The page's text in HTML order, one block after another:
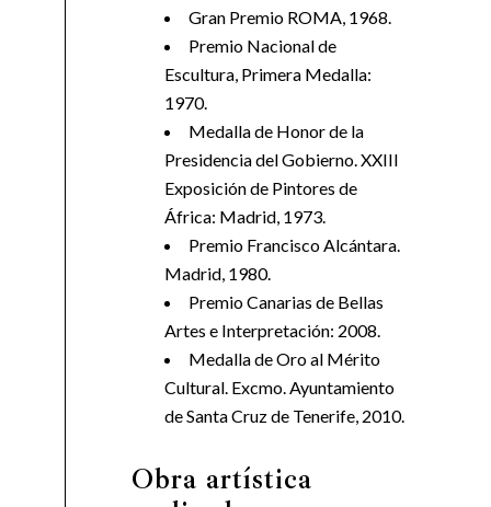
Gran Premio ROMA, 1968.
Premio Nacional de
Escultura, Primera Medalla:
1970.
Medalla de Honor de la
Presidencia del Gobierno. XXIII
Exposición de Pintores de
África: Madrid, 1973.
Premio Francisco Alcántara.
Madrid, 1980.
Premio Canarias de Bellas
Artes e Interpretación: 2008.
Medalla de Oro al Mérito
Cultural. Excmo. Ayuntamiento
de Santa Cruz de Tenerife, 2010.
Obra artística